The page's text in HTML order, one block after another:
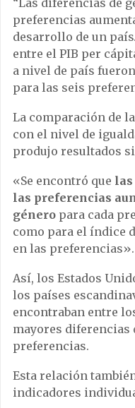
preferencias
desarrollo de un
entre el PIB per
a nivel de país
para las seis
La comparación de
con el nivel de
produjo resultados
«Se encontró que las
las preferencias
género para cada
como para el índice
en las preferencias».
Así, los Estados
los países
encontraban entre
mayores diferencias
preferencias.
Esta relación
indicadores